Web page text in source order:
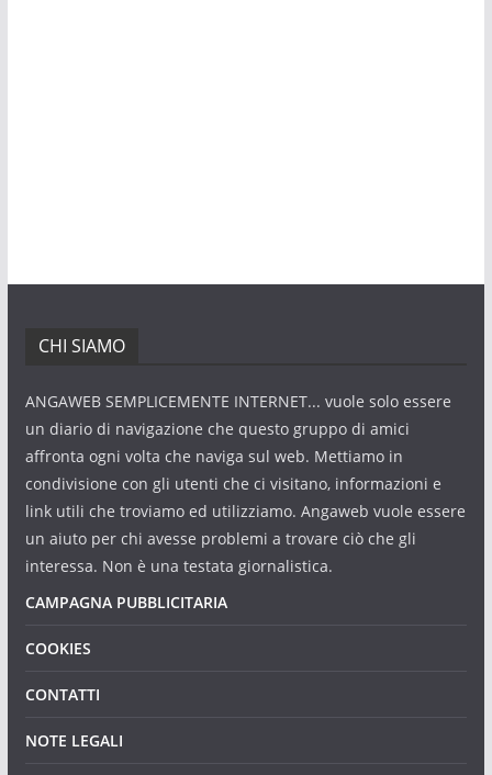
CHI SIAMO
ANGAWEB SEMPLICEMENTE INTERNET... vuole solo essere
un diario di navigazione che questo gruppo di amici
affronta ogni volta che naviga sul web. Mettiamo in
condivisione con gli utenti che ci visitano, informazioni e
link utili che troviamo ed utilizziamo. Angaweb vuole essere
un aiuto per chi avesse problemi a trovare ciò che gli
interessa. Non è una testata giornalistica.
CAMPAGNA PUBBLICITARIA
COOKIES
CONTATTI
NOTE LEGALI